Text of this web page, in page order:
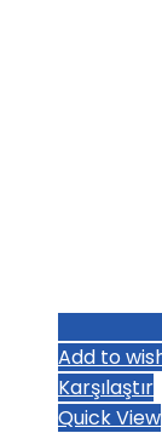
Add to
Karşılaştır
Quick View